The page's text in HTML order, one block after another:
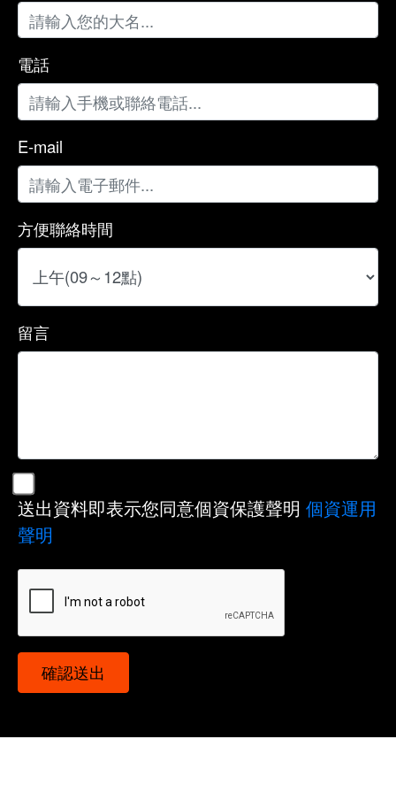
電話
E-mail
方便聯絡時間
留言
送出資料即表示您同意個資保護聲明 個資運用
聲明
確認送出